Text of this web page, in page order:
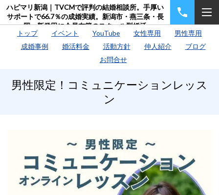
ハピマリ新潟｜TVCMで評判の結婚相談所。手厚い
サポートで66.7％の成婚実績。新潟市・燕三条・長
岡・新発田に会員在籍のスクール型婚活
トップ イベント YouTube 女性専用
男性専用
成婚事例
婚活料金 活動方針 仲人紹介
ブログ
お問合せ
男性限定！コミュニケーションレッス
ン